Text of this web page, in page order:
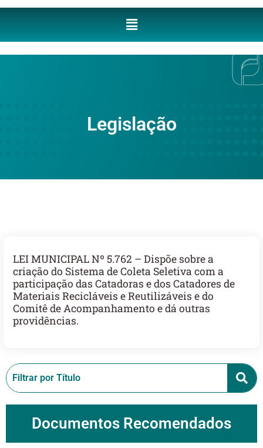
Legislação
LEI MUNICIPAL Nº 5.762 – Dispõe sobre a
criação do Sistema de Coleta Seletiva com a
participação das Catadoras e dos Catadores de
Materiais Recicláveis e Reutilizáveis e do
Comitê de Acompanhamento e dá outras
providências.
Documentos Recomendados